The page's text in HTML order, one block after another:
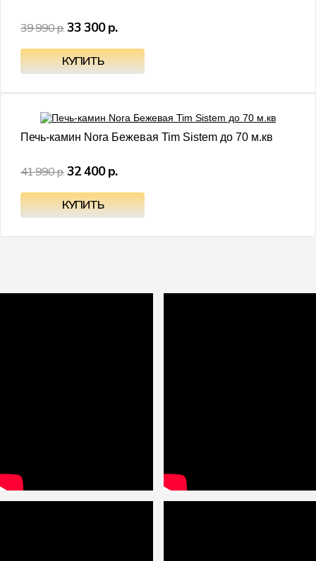
39 990 р.33 300 р.
Печь-камин Nora Бежевая Tim Sistem до 70 м.кв
41 990 р.32 400 р.